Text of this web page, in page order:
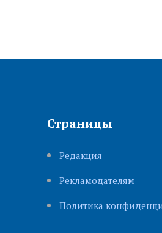
Страницы
Редакция
Рекламодателям
Политика